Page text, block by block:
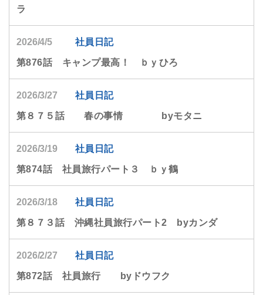
ラ
2026/4/5 社員日記
第876話 キャンプ最高！ ｂｙひろ
2026/3/27 社員日記
第８７５話 春の事情 byモタニ
2026/3/19 社員日記
第874話 社員旅行パート３ ｂｙ鶴
2026/3/18 社員日記
第８７３話 沖縄社員旅行パート2 byカンダ
2026/2/27 社員日記
第872話 社員旅行 byドウフク